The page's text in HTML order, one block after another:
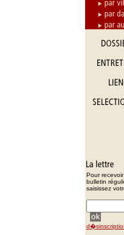
Pour
bulletin
saisissez